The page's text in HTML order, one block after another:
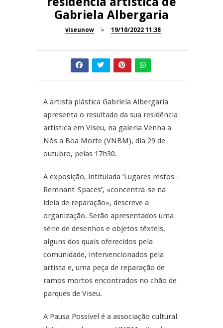
Dia do Foral em São João da
Pesqueira
Summer Fusion em
Sernancelhe
REPORTAGENS
Festas do Concelho de Penalva
MANGUALDE
11º Encontro Gastronómico
Amador de Abrunhosa-a-Velha
Now Opinião – Manuela
Antunes: Problemas nos
Exames Nacionais
Gabriela Albergaria
viseunow 19/10/2022 11:38
A artista plástica Gabriela Albergaria
apresenta o resultado da sua residência
artística em Viseu, na galeria Venha a
Nós a Boa Morte (VNBM), dia 29 de
outubro, pelas 17h30.
A exposição, intitulada ‘Lugares restos –
Remnant-Spaces’, «concentra-se na
ideia de reparação», descreve a
organização. Serão apresentados uma
série de desenhos e objetos têxteis,
alguns dos quais oferecidos pela
comunidade, intervencionados pela
artista e, uma peça de reparação de
ramos mortos encontrados no chão de
parques de Viseu.
A Pausa Possível é a associação cultural